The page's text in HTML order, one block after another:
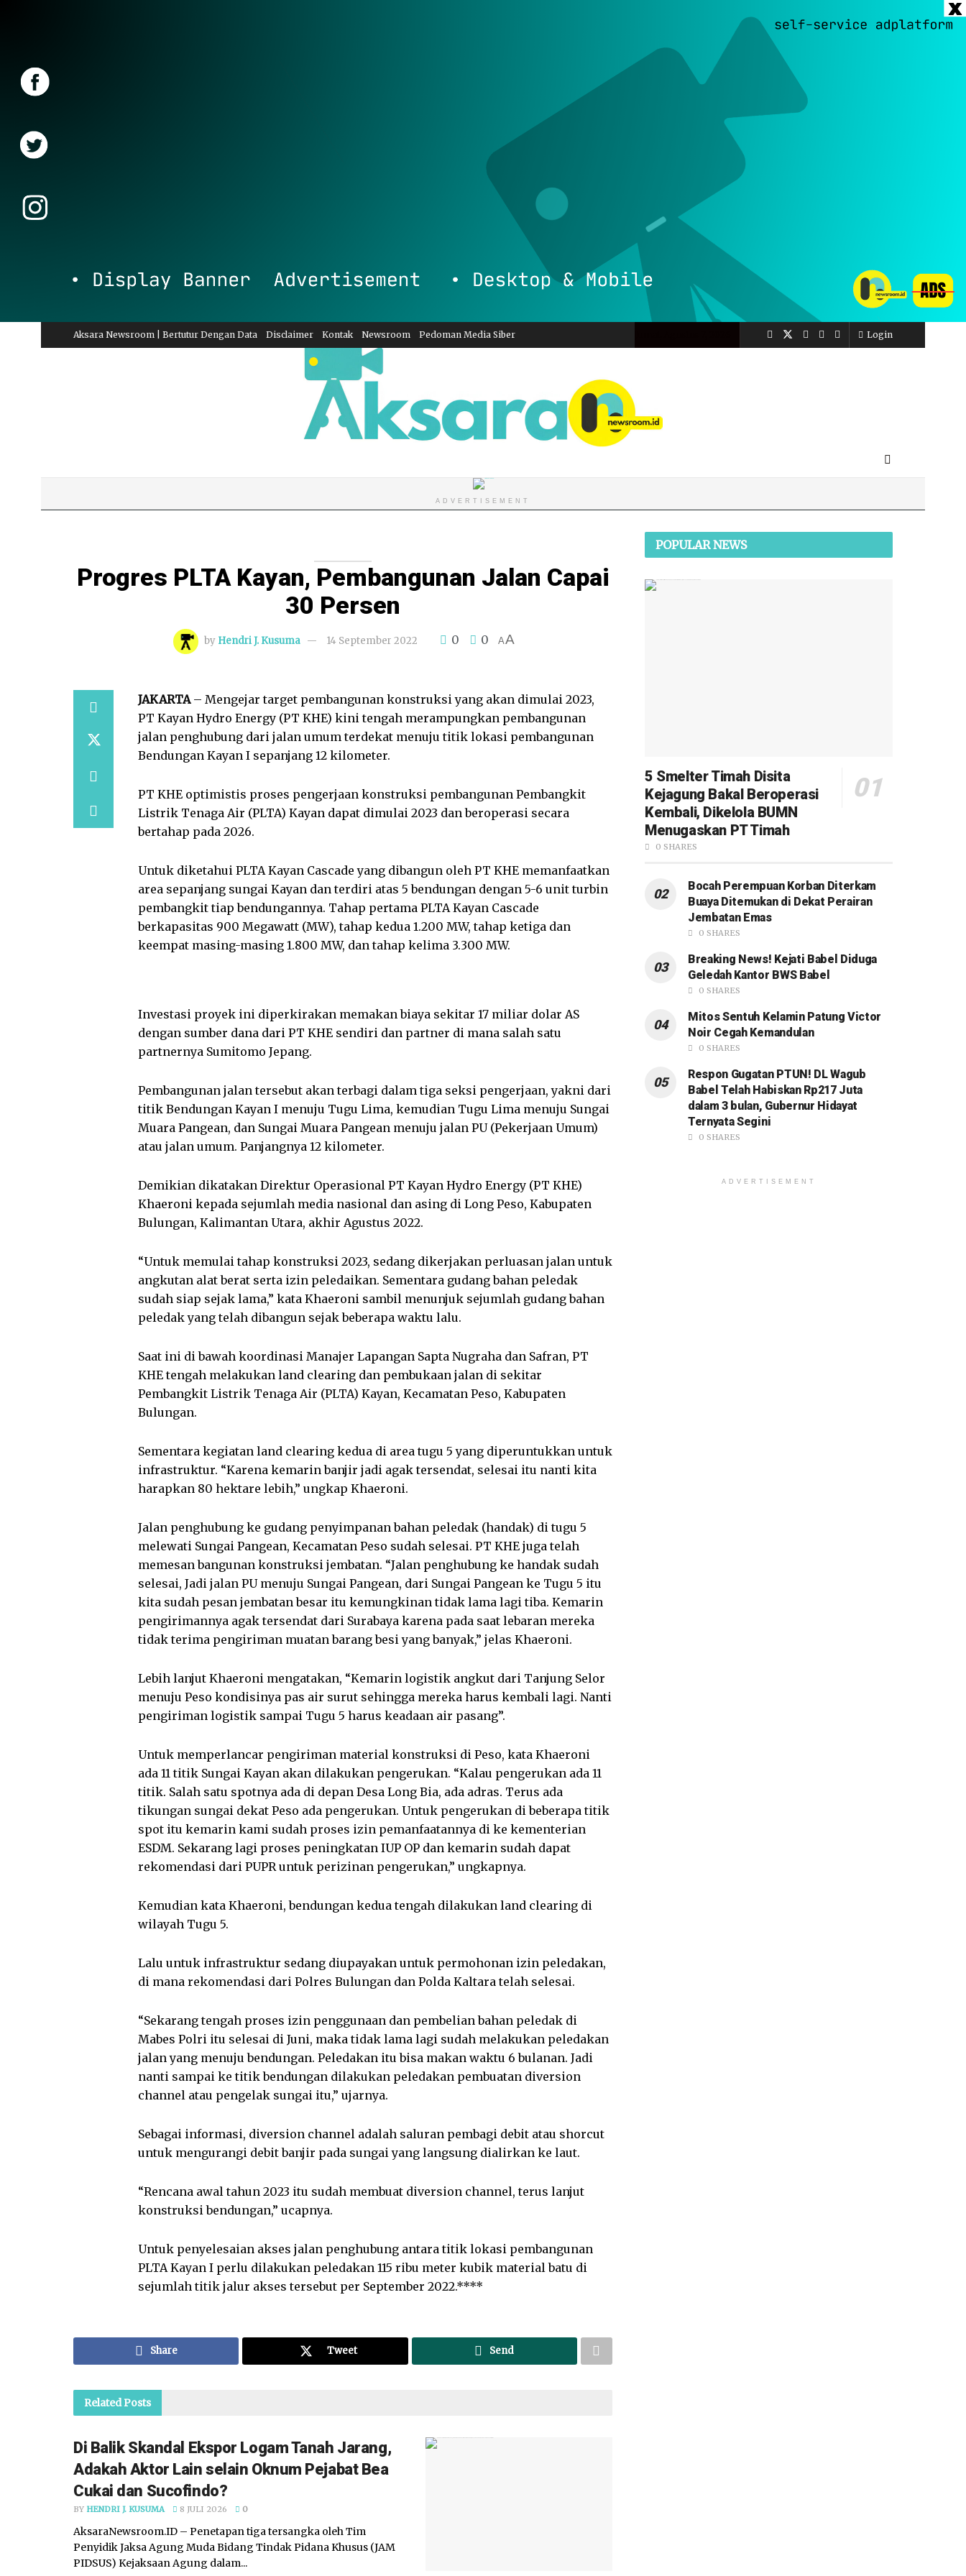
Aksara Newsroom | Bertutur Dengan Data Disclaimer Kontak Newsroom Pedoman Media Siber Login
ADVERTISEMENT
Progres PLTA Kayan, Pembangunan Jalan Capai
30 Persen
by Hendri J. Kusuma 14 September 2022 0 0 AA
JAKARTA– Mengejar target pembangunan konstruksi yang akan dimulai 2023,
PT Kayan Hydro Energy (PT KHE) kini tengah merampungkan pembangunan
jalan penghubung dari jalan umum terdekat menuju titik lokasi pembangunan
Bendungan Kayan I sepanjang 12 kilometer.
PT KHE optimistis proses pengerjaan konstruksi pembangunan Pembangkit
Listrik Tenaga Air (PLTA) Kayan dapat dimulai 2023 dan beroperasi secara
bertahap pada 2026.
Untuk diketahui PLTA Kayan Cascade yang dibangun oleh PT KHE memanfaatkan
area sepanjang sungai Kayan dan terdiri atas 5 bendungan dengan 5-6 unit turbin
pembangkit tiap bendungannya. Tahap pertama PLTA Kayan Cascade
berkapasitas 900 Megawatt (MW), tahap kedua 1.200 MW, tahap ketiga dan
keempat masing-masing 1.800 MW, dan tahap kelima 3.300 MW.
Investasi proyek ini diperkirakan memakan biaya sekitar 17 miliar dolar AS
dengan sumber dana dari PT KHE sendiri dan partner di mana salah satu
partnernya Sumitomo Jepang.
Pembangunan jalan tersebut akan terbagi dalam tiga seksi pengerjaan, yakni dari
titik Bendungan Kayan I menuju Tugu Lima, kemudian Tugu Lima menuju Sungai
Muara Pangean, dan Sungai Muara Pangean menuju jalan PU (Pekerjaan Umum)
atau jalan umum. Panjangnya 12 kilometer.
Demikian dikatakan Direktur Operasional PT Kayan Hydro Energy (PT KHE)
Khaeroni kepada sejumlah media nasional dan asing di Long Peso, Kabupaten
Bulungan, Kalimantan Utara, akhir Agustus 2022.
“Untuk memulai tahap konstruksi 2023, sedang dikerjakan perluasan jalan untuk
angkutan alat berat serta izin peledaikan. Sementara gudang bahan peledak
sudah siap sejak lama,” kata Khaeroni sambil menunjuk sejumlah gudang bahan
peledak yang telah dibangun sejak beberapa waktu lalu.
Saat ini di bawah koordinasi Manajer Lapangan Sapta Nugraha dan Safran, PT
KHE tengah melakukan land clearing dan pembukaan jalan di sekitar
Pembangkit Listrik Tenaga Air (PLTA) Kayan, Kecamatan Peso, Kabupaten
Bulungan.
Sementara kegiatan land clearing kedua di area tugu 5 yang diperuntukkan untuk
infrastruktur. “Karena kemarin banjir jadi agak tersendat, selesai itu nanti kita
harapkan 80 hektare lebih,” ungkap Khaeroni.
Jalan penghubung ke gudang penyimpanan bahan peledak (handak) di tugu 5
melewati Sungai Pangean, Kecamatan Peso sudah selesai. PT KHE juga telah
memesan bangunan konstruksi jembatan. “Jalan penghubung ke handak sudah
selesai, Jadi jalan PU menuju Sungai Pangean, dari Sungai Pangean ke Tugu 5 itu
kita sudah pesan jembatan besar itu kemungkinan tidak lama lagi tiba. Kemarin
pengirimannya agak tersendat dari Surabaya karena pada saat lebaran mereka
tidak terima pengiriman muatan barang besi yang banyak,” jelas Khaeroni.
Lebih lanjut Khaeroni mengatakan, “Kemarin logistik angkut dari Tanjung Selor
menuju Peso kondisinya pas air surut sehingga mereka harus kembali lagi. Nanti
pengiriman logistik sampai Tugu 5 harus keadaan air pasang”.
Untuk memperlancar pengiriman material konstruksi di Peso, kata Khaeroni
ada 11 titik Sungai Kayan akan dilakukan pengerukan. “Kalau pengerukan ada 11
titik. Salah satu spotnya ada di depan Desa Long Bia, ada adras. Terus ada
tikungan sungai dekat Peso ada pengerukan. Untuk pengerukan di beberapa titik
spot itu kemarin kami sudah proses izin pemanfaatannya di ke kementerian
ESDM. Sekarang lagi proses peningkatan IUP OP dan kemarin sudah dapat
rekomendasi dari PUPR untuk perizinan pengerukan,” ungkapnya.
Kemudian kata Khaeroni, bendungan kedua tengah dilakukan land clearing di
wilayah Tugu 5.
Lalu untuk infrastruktur sedang diupayakan untuk permohonan izin peledakan,
di mana rekomendasi dari Polres Bulungan dan Polda Kaltara telah selesai.
“Sekarang tengah proses izin penggunaan dan pembelian bahan peledak di
Mabes Polri itu selesai di Juni, maka tidak lama lagi sudah melakukan peledakan
jalan yang menuju bendungan. Peledakan itu bisa makan waktu 6 bulanan. Jadi
nanti sampai ke titik bendungan dilakukan peledakan pembuatan diversion
channel atau pengelak sungai itu,” ujarnya.
Sebagai informasi, diversion channel adalah saluran pembagi debit atau shorcut
untuk mengurangi debit banjir pada sungai yang langsung dialirkan ke laut.
“Rencana awal tahun 2023 itu sudah membuat diversion channel, terus lanjut
konstruksi bendungan,” ucapnya.
Untuk penyelesaian akses jalan penghubung antara titik lokasi pembangunan
PLTA Kayan I perlu dilakukan peledakan 115 ribu meter kubik material batu di
sejumlah titik jalur akses tersebut per September 2022.****
Share Tweet Send
RelatedPosts
Di Balik Skandal Ekspor Logam Tanah Jarang,
Adakah Aktor Lain selain Oknum Pejabat Bea
Cukai dan Sucofindo?
BY HENDRI J. KUSUMA 8 JULI 2026 0
AksaraNewsroom.ID – Penetapan tiga tersangka oleh Tim
Penyidik Jaksa Agung Muda Bidang Tindak Pidana Khusus (JAM
PIDSUS) Kejaksaan Agung dalam...
POPULAR NEWS
5 Smelter Timah Disita
Kejagung Bakal Beroperasi
Kembali, Dikelola BUMN
Menugaskan PT Timah
0 SHARES
Bocah Perempuan Korban Diterkam
Buaya Ditemukan di Dekat Perairan
Jembatan Emas
0 SHARES
Breaking News! Kejati Babel Diduga
Geledah Kantor BWS Babel
0 SHARES
Mitos Sentuh Kelamin Patung Victor
Noir Cegah Kemandulan
0 SHARES
Respon Gugatan PTUN! DL Wagub
Babel Telah Habiskan Rp217 Juta
dalam 3 bulan, Gubernur Hidayat
Ternyata Segini
0 SHARES
ADVERTISEMENT